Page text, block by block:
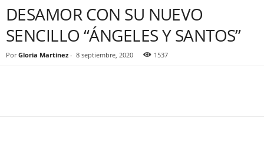
DESAMOR CON SU NUEVO
SENCILLO “ÁNGELES Y SANTOS”
Por Gloria Martinez - 8 septiembre, 2020 1537